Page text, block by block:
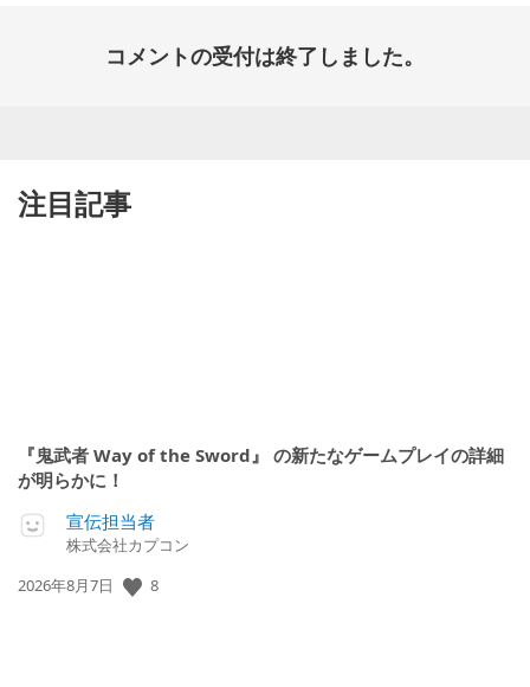
コメントの受付は終了しました。
注目記事
『鬼武者 Way of the Sword』 の新たなゲームプレイの詳細
が明らかに！
宣伝担当者
株式会社カプコン
公
2026年8月7日 8